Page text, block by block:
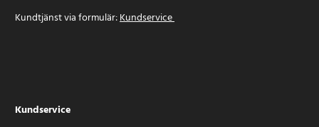
Kundtjänst via formulär:Kundservice
Kundservice